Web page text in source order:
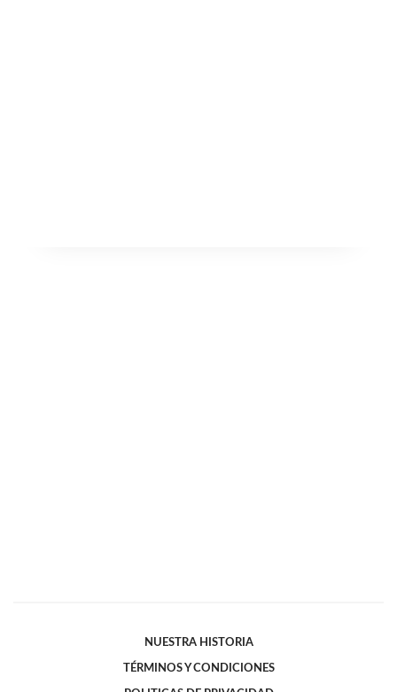
NUESTRA HISTORIA
TÉRMINOS Y CONDICIONES